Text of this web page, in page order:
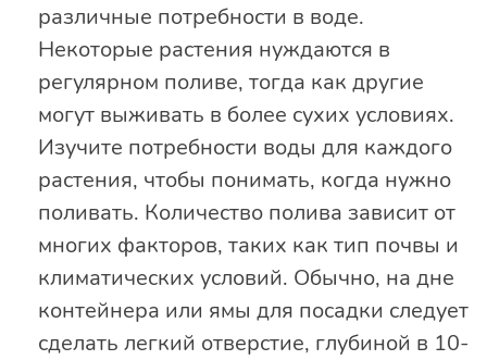
различные потребности в воде.
Некоторые растения нуждаются в
регулярном поливе, тогда как другие
могут выживать в более сухих условиях.
Изучите потребности воды для каждого
растения, чтобы понимать, когда нужно
поливать. Количество полива зависит от
многих факторов, таких как тип почвы и
климатических условий. Обычно, на дне
контейнера или ямы для посадки следует
сделать легкий отверстие, глубиной в 10-